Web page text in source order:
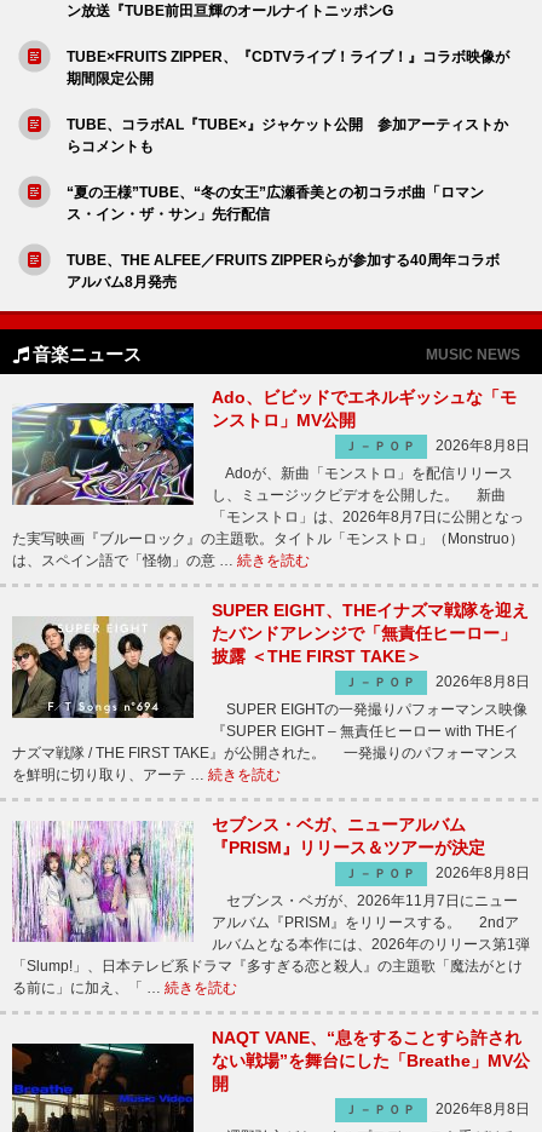
ン放送『TUBE前田亘輝のオールナイトニッポンG
TUBE×FRUITS ZIPPER、『CDTVライブ！ライブ！』コラボ映像が
期間限定公開
TUBE、コラボAL『TUBE×』ジャケット公開 参加アーティストか
らコメントも
“夏の王様”TUBE、“冬の女王”広瀬香美との初コラボ曲「ロマン
ス・イン・ザ・サン」先行配信
TUBE、THE ALFEE／FRUITS ZIPPERらが参加する40周年コラボ
アルバム8月発売
音楽ニュース MUSIC NEWS
Ado、ビビッドでエネルギッシュな「モ
ンストロ」MV公開
Ｊ－ＰＯＰ
2026年8月8日
Adoが、新曲「モンストロ」を配信リリース
し、ミュージックビデオを公開した。 新曲
「モンストロ」は、2026年8月7日に公開となっ
た実写映画『ブルーロック』の主題歌。タイトル「モンストロ」（Monstruo）
は、スペイン語で「怪物」の意 … 続きを読む
SUPER EIGHT、THEイナズマ戦隊を迎え
たバンドアレンジで「無責任ヒーロー」
披露 ＜THE FIRST TAKE＞
Ｊ－ＰＯＰ
2026年8月8日
SUPER EIGHTの一発撮りパフォーマンス映像
『SUPER EIGHT – 無責任ヒーロー with THEイ
ナズマ戦隊 / THE FIRST TAKE』が公開された。 一発撮りのパフォーマンス
を鮮明に切り取り、アーテ … 続きを読む
セブンス・ベガ、ニューアルバム
『PRISM』リリース＆ツアーが決定
Ｊ－ＰＯＰ
2026年8月8日
セブンス・ベガが、2026年11月7日にニュー
アルバム『PRISM』をリリースする。 2ndア
ルバムとなる本作には、2026年のリリース第1弾
「Slump!」、日本テレビ系ドラマ『多すぎる恋と殺人』の主題歌「魔法がとけ
る前に」に加え、「 … 続きを読む
NAQT VANE、“息をすることすら許され
ない戦場”を舞台にした「Breathe」MV公
開
Ｊ－ＰＯＰ
2026年8月8日